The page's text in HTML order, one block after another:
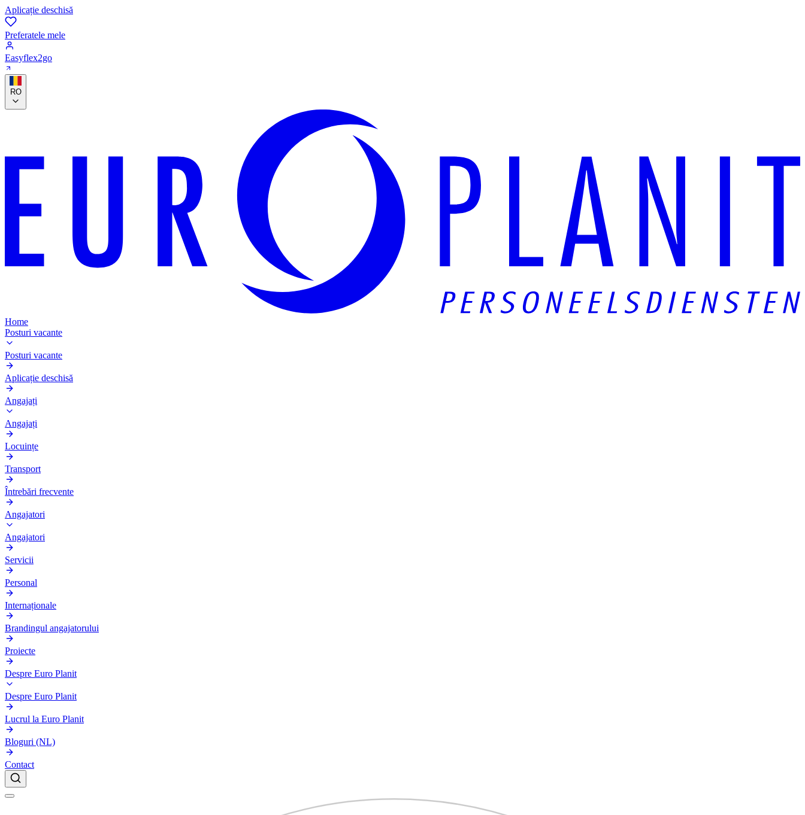
Aplicație deschisă
Preferatele mele
Easyflex2go
RO
Home
Posturi vacante
Posturi vacante
Aplicație deschisă
Angajați
Angajați
Locuințe
Transport
Întrebări frecvente
Angajatori
Angajatori
Servicii
Personal
Internaționale
Brandingul angajatorului
Proiecte
Despre Euro Planit
Despre Euro Planit
Lucrul la Euro Planit
Bloguri (NL)
Contact